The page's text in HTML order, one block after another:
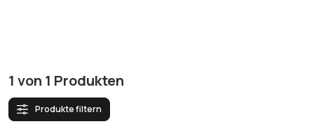
1 von 1 Produkten
Produkte filtern